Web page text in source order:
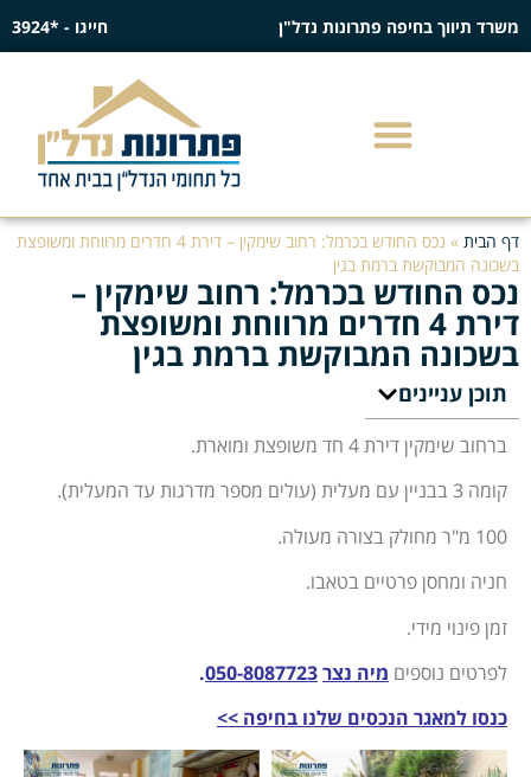
משרד תיווך בחיפה פתרונות נדל"ן חייגו - *3924
דף הבית »
נכס החודש בכרמל: רחוב שימקין – דירת 4 חדרים מרווחת ומשופצת
בשכונה המבוקשת ברמת בגין
נכס החודש בכרמל: רחוב שימקין –
דירת 4 חדרים מרווחת ומשופצת
בשכונה המבוקשת ברמת בגין
תוכן עניינים
ברחוב שימקין דירת 4 חד משופצת ומוארת.
קומה 3 בבניין עם מעלית (עולים מספר מדרגות עד המעלית).
100 מ"ר מחולק בצורה מעולה.
חניה ומחסן פרטיים בטאבו.
זמן פינוי מידי.
לפרטים נוספים מיה נצר050-8087723
.
כנסו למאגר הנכסים שלנו בחיפה >>